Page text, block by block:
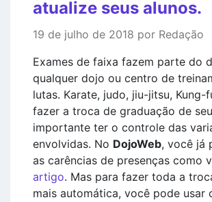
atualize seus alunos.
19 de julho de 2018 por Redação
Exames de faixa fazem parte do
qualquer dojo ou centro de
lutas. Karate, judo, jiu-jitsu, Kung-
fazer a troca de graduação de
importante ter o controle das
envolvidas. No DojoWeb, você já
as carências de presenças como
artigo. Mas para fazer toda a
mais automática, você pode usar